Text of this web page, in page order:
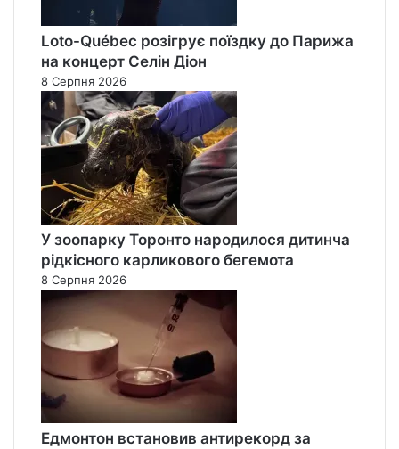
Loto-Québec розігрує поїздку до Парижа
на концерт Селін Діон
8 Серпня 2026
У зоопарку Торонто народилося дитинча
рідкісного карликового бегемота
8 Серпня 2026
Едмонтон встановив антирекорд за